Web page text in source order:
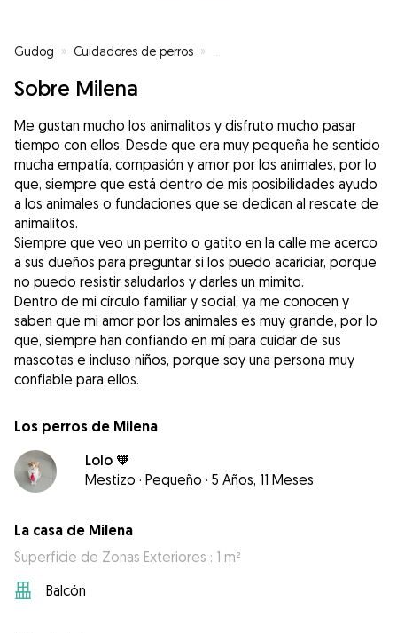
Gudog » Cuidadores de perros »
Sobre Milena
Me gustan mucho los animalitos y disfruto mucho pasar
tiempo con ellos. Desde que era muy pequeña he sentido
mucha empatía, compasión y amor por los animales, por lo
que, siempre que está dentro de mis posibilidades ayudo
a los animales o fundaciones que se dedican al rescate de
animalitos.
Siempre que veo un perrito o gatito en la calle me acerco
a sus dueños para preguntar si los puedo acariciar, porque
no puedo resistir saludarlos y darles un mimito.
Dentro de mi círculo familiar y social, ya me conocen y
saben que mi amor por los animales es muy grande, por lo
que, siempre han confiando en mí para cuidar de sus
mascotas e incluso niños, porque soy una persona muy
confiable para ellos.
Los perros de Milena
Lolo 🧡
Mestizo · Pequeño · 5 Años, 11 Meses
La casa de Milena
Superficie de Zonas Exteriores : 1 m²
Balcón